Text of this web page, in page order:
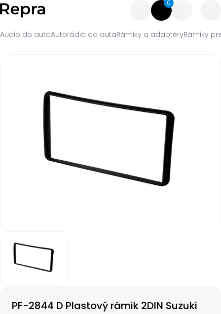
0
Audio do autaAutorádiá do autaRámiky a adaptéryRámiky
PF-2844 D Plastový rámik 2DIN Suzuki